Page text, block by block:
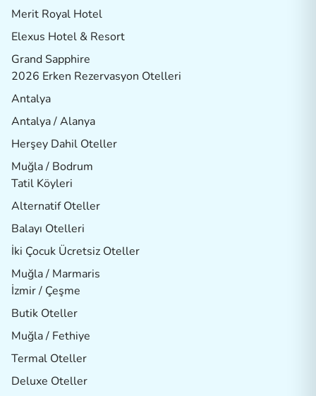
Merit Royal Hotel
Elexus Hotel & Resort
Grand Sapphire
2026 Erken Rezervasyon Otelleri
Antalya
Antalya / Alanya
Herşey Dahil Oteller
Muğla / Bodrum
Tatil Köyleri
Alternatif Oteller
Balayı Otelleri
İki Çocuk Ücretsiz Oteller
Muğla / Marmaris
İzmir / Çeşme
Butik Oteller
Muğla / Fethiye
Termal Oteller
Deluxe Oteller